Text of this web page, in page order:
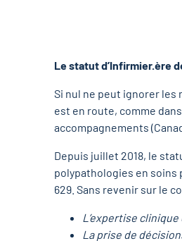
Le statut d’Infirmier.ère
Si nul ne peut ignorer
est en route, comme
accompagnements
Depuis juillet 2018, le
polypathologies en
629. Sans revenir sur le
L’expertise
La prise de